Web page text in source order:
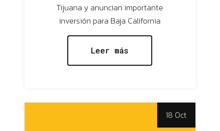
Tijuana y anuncian importante
inversión para Baja California
Leer más
18 Oct